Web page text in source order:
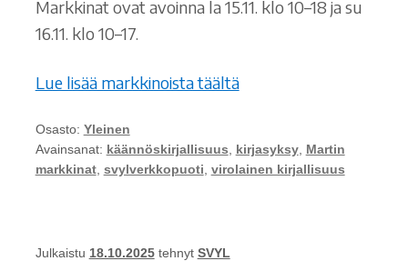
Markkinat ovat avoinna la 15.11. klo 10–18 ja su
16.11. klo 10–17.
Lue lisää markkinoista täältä
Osasto: Yleinen
Avainsanat: käännöskirjallisuus kirjasyksy, Martin
markkinat, svylverkkopuoti virolainen kirjallisuus
Julkaistu 18.10.2025 tehnyt SVYL